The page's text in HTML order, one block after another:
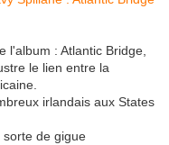
l'album : Atlantic Bridge,
le lien entre la
irlandais aux States
de gigue